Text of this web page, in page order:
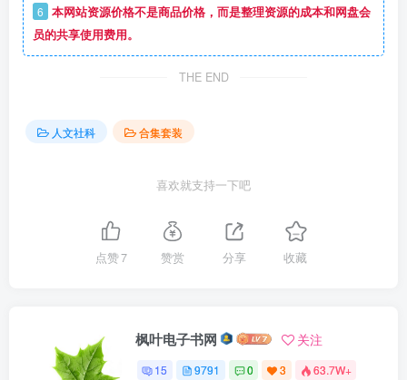
6 本网站资源价格不是商品价格，而是整理资源的成本和网盘会
员的共享使用费用。
THE END
人文社科 合集套装
喜欢就支持一下吧
点赞7 赞赏 分享 收藏
枫叶电子书网 关注
15 9791 0 3 63.7W+